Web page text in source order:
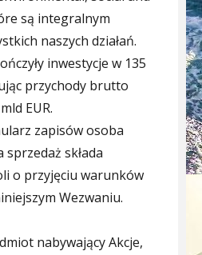
są integralnym
naszych działań.
inwestycje w 135
przychody brutto
EUR.
zapisów osoba
sprzedaż składa
o przyjęciu warunków
Wezwaniu.
nabywający Akcje,